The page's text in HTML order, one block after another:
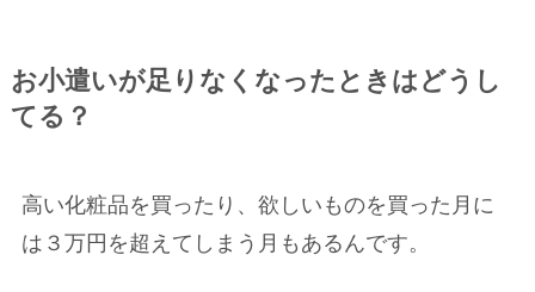
お小遣いが足りなくなったときはどうし
てる？
高い化粧品を買ったり、欲しいものを買った月に
は３万円を超えてしまう月もあるんです。